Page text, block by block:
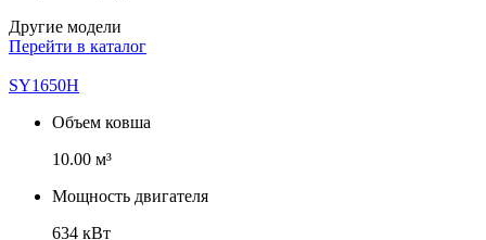
Другие модели
Перейти в каталог
SY1650H
Объем ковша
10.00 м³
Мощность двигателя
634 кВт